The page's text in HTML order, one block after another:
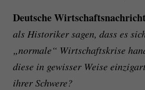
Deutsche
als Historiker sagen, dass es
„normale“ Wirtschaftskrise
diese in gewisser Weise
ihrer Schwere?